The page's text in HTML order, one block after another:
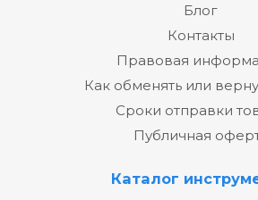
Блог
Контакты
Правовая
Как обменять или
Сроки отправки
Публичная
Каталог